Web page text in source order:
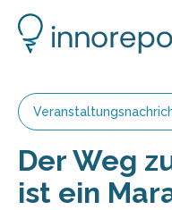
Der Weg
ist ein